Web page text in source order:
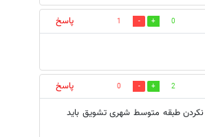
0
1
پاسخ
2
0
پاسخ
طبقه متوسط شهری تشویق باید